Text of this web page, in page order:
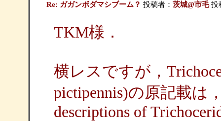
Re: ガガンボダマシブーム？ 投稿者： 茨城@市毛投
TKM様．
横レスですが，
pictipennis)の原記載は
descriptions of